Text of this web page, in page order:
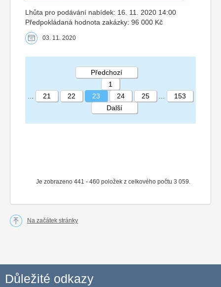
Lhůta pro podávání nabídek: 16. 11. 2020 14:00
Předpokládaná hodnota zakázky: 96 000 Kč
03. 11. 2020
STRÁNKA 23 153
Je zobrazeno 441 - 460 položek z celkového počtu 3 059.
Předchozí
1
21 22 23 24 25
153
Další
Na začátek stránky
Důležité odkazy